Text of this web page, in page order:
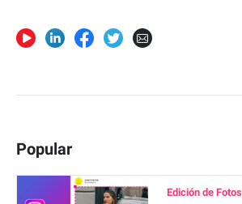
Popular
Edición de Fotos